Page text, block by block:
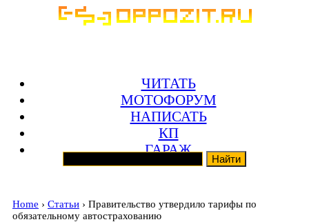
ЧИТАТЬ
МОТОФОРУМ
НАПИСАТЬ
КП
ГАРАЖ
Home › Статьи › Правительство утвердило тарифы по
обязательному автострахованию